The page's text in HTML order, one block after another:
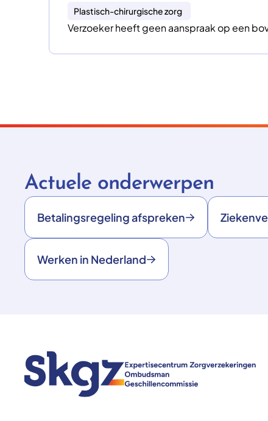
Plastisch-chirurgische zorg
Verzoeker heeft geen aanspraak op een
Actuele onderwerpen
Betalingsregeling afspreken
Werken in Nederland